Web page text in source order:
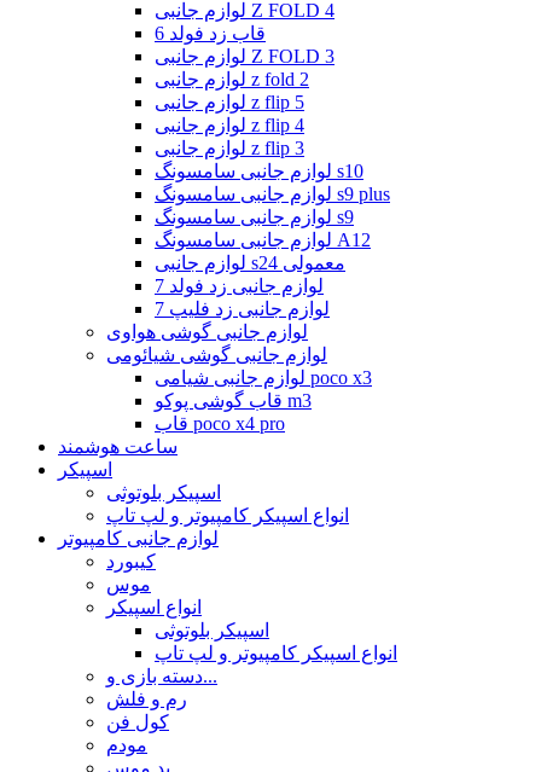
لوازم جانبی Z FOLD 4
قاب زد فولد 6
لوازم جانبی Z FOLD 3
لوازم جانبی z fold 2
لوازم جانبی z flip 5
لوازم جانبی z flip 4
لوازم جانبی z flip 3
لوازم جانبی سامسونگ s10
لوازم جانبی سامسونگ s9 plus
لوازم جانبی سامسونگ s9
لوازم جانبی سامسونگ A12
لوازم جانبی s24 معمولی
لوازم جانبی زد فولد 7
لوازم جانبی زد فلیپ 7
لوازم جانبی گوشی هواوی
لوازم جانبی گوشی شیائومی
لوازم جانبی شیامی poco x3
قاب گوشی پوکو m3
قاب poco x4 pro
ساعت هوشمند
اسپیکر
اسپیکر بلوتوثی
انواع اسپیکر کامپیوتر و لپ تاپ
لوازم جانبی کامپیوتر
کیبورد
موس
انواع اسپیکر
اسپیکر بلوتوثی
انواع اسپیکر کامپیوتر و لپ تاپ
دسته بازی و...
رم و فلش
کول فن
مودم
پد موس